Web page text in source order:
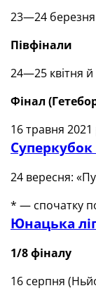
23—24 березня
Півфінали
24—25 квітня
Фінал (
16 травня 2021
24 вересня:
* — спочатку
Юнацька
1/8 фіналу
16 серпня